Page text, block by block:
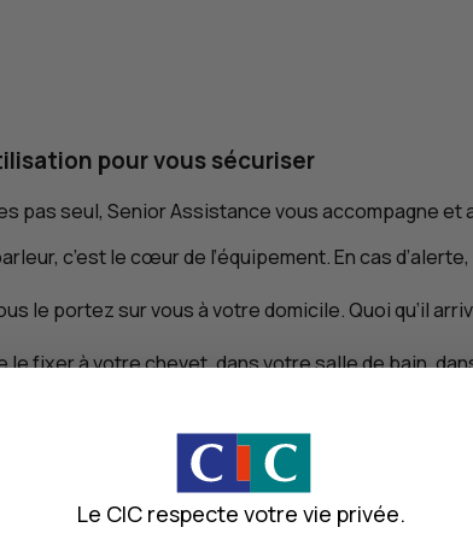
pour vous sécuriser
pas seul, Senior Assistance vous accompagne
c’est le cœur de l’équipement. En cas
le portez sur vous à votre domicile. Quoi qu’il
fixer à votre chevet, dans votre salle de bain,
s'il détecte la présence de fumée et prévient
Le CIC respecte votre vie privée.